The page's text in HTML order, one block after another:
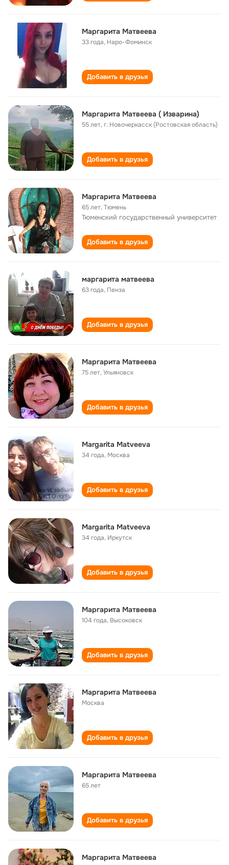
Маргарита Матвеева
33 года, Наро-Фоминск
Добавить в друзья
Маргарита Матвеева ( Изварина)
55 лет,г. Новочеркасск (Ростовская область)
Добавить в друзья
Маргарита Матвеева
65 лет,Тюмень
Тюменский государственный университет
Добавить в друзья
маргарита матвеева
63 года, Пенза
Добавить в друзья
Маргарита Матвеева
75 лет,Ульяновск
Добавить в друзья
Margarita Matveeva
34 года, Москва
Добавить в друзья
Margarita Matveeva
34 года, Иркутск
Добавить в друзья
Маргарита Матвеева
104 года, Высоковск
Добавить в друзья
Маргарита Матвеева
Москва
Добавить в друзья
Маргарита Матвеева
65 лет
Добавить в друзья
Маргарита Матвеева